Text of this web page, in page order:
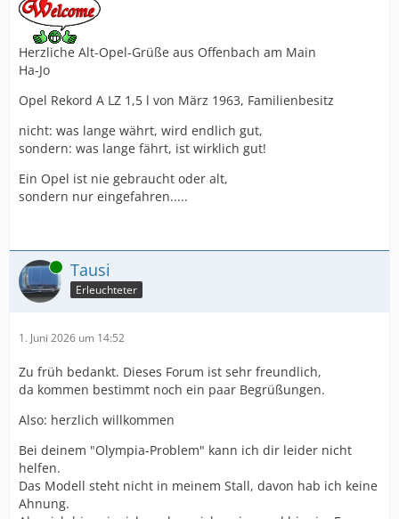
Herzliche Alt-Opel-Grüße aus Offenbach am Main
Ha-Jo
Opel Rekord A LZ 1,5 l von März 1963, Familienbesitz
nicht: was lange währt, wird endlich gut,
sondern: was lange fährt, ist wirklich gut!
Ein Opel ist nie gebraucht oder alt,
sondern nur eingefahren.....
Online Tausi
Erleuchteter
1. Juni 2026 um 14:52
Zu früh bedankt. Dieses Forum ist sehr freundlich,
da kommen bestimmt noch ein paar Begrüßungen.
Also: herzlich willkommen
Bei deinem "Olympia-Problem" kann ich dir leider nicht
helfen.
Das Modell steht nicht in meinem Stall, davon hab ich keine
Ahnung.